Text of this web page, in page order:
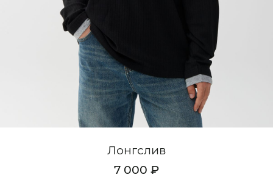
Лонгслив
7 000 ₽
Кардиганы
Комплекты